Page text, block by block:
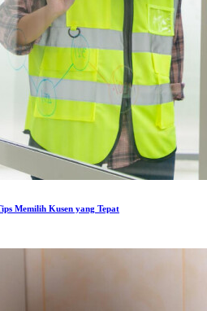
Memilih Kusen yang Tepat